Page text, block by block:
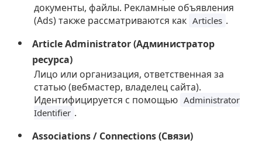
документы, файлы. Рекламные объявления
(Ads) также рассматриваются как Articles .
Article Administrator (Администратор
ресурса)
Лицо или организация, ответственная за
статью (вебмастер, владелец сайта).
Идентифицируется с помощью Administrator
Identifier .
Associations / Connections (Связи)